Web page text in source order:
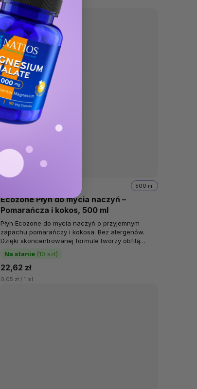
0,03 zł / 1 ml
Ecozone Płyn do mycia naczyń –
Pomarańcza i kokos, 500 ml
Na stanie (10 szt)
500 ml
22,62 zł
0,05 zł / 1 ml
Płyn Ecozone do mycia naczyń o przyjemnym
zapachu pomarańczy i kokosa. Bez alergenów.
Dzięki skoncentrowanej formule tworzy obfitą
pianę i rozpuszcza tłuszcz. Po każdym...